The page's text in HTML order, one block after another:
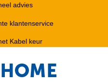
advies
klantenservice
Kabel keur